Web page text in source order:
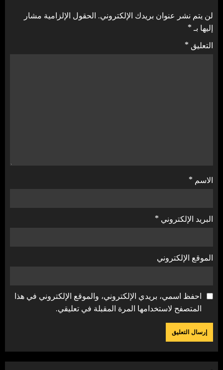
لن يتم نشر عنوان بريدك الإلكتروني. الحقول الإلزامية مشار
إليها بـ*
التعليق *
الاسم *
البريد الإلكتروني *
الموقع الإلكتروني
احفظ اسمي، بريدي الإلكتروني، والموقع الإلكتروني في هذا
المتصفح لاستخدامها المرة المقبلة في تعليقي.